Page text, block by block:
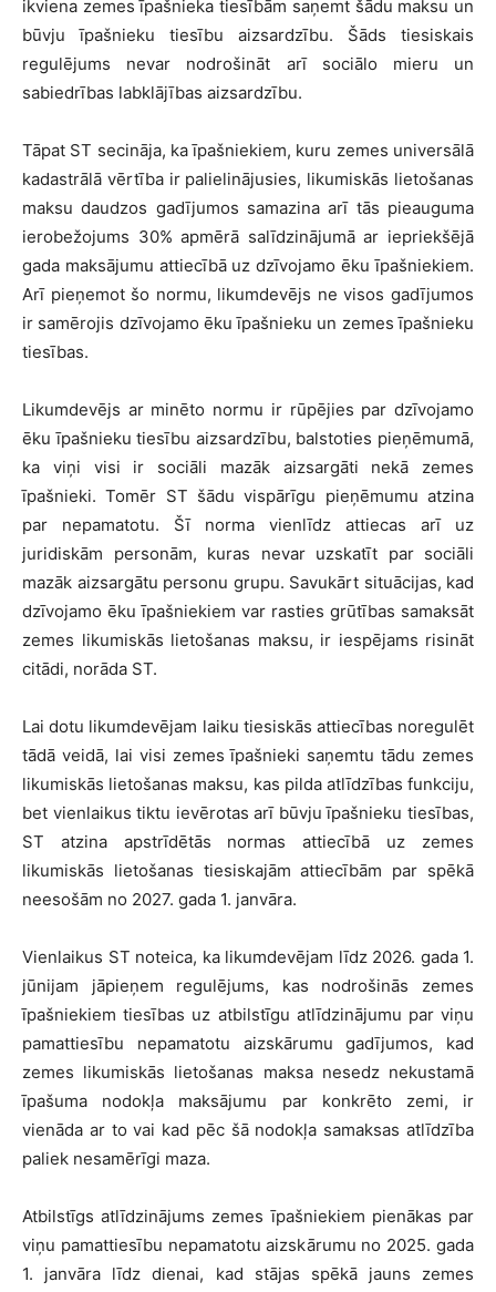
ikviena zemes īpašnieka tiesībām saņemt šādu maksu un
būvju īpašnieku tiesību aizsardzību. Šāds tiesiskais
regulējums nevar nodrošināt arī sociālo mieru un
sabiedrības labklājības aizsardzību.
Tāpat ST secināja, ka īpašniekiem, kuru zemes universālā
kadastrālā vērtība ir palielinājusies, likumiskās lietošanas
maksu daudzos gadījumos samazina arī tās pieauguma
ierobežojums 30% apmērā salīdzinājumā ar iepriekšējā
gada maksājumu attiecībā uz dzīvojamo ēku īpašniekiem.
Arī pieņemot šo normu, likumdevējs ne visos gadījumos
ir samērojis dzīvojamo ēku īpašnieku un zemes īpašnieku
tiesības.
Likumdevējs ar minēto normu ir rūpējies par dzīvojamo
ēku īpašnieku tiesību aizsardzību, balstoties pieņēmumā,
ka viņi visi ir sociāli mazāk aizsargāti nekā zemes
īpašnieki. Tomēr ST šādu vispārīgu pieņēmumu atzina
par nepamatotu. Šī norma vienlīdz attiecas arī uz
juridiskām personām, kuras nevar uzskatīt par sociāli
mazāk aizsargātu personu grupu. Savukārt situācijas, kad
dzīvojamo ēku īpašniekiem var rasties grūtības samaksāt
zemes likumiskās lietošanas maksu, ir iespējams risināt
citādi, norāda ST.
Lai dotu likumdevējam laiku tiesiskās attiecības noregulēt
tādā veidā, lai visi zemes īpašnieki saņemtu tādu zemes
likumiskās lietošanas maksu, kas pilda atlīdzības funkciju,
bet vienlaikus tiktu ievērotas arī būvju īpašnieku tiesības,
ST atzina apstrīdētās normas attiecībā uz zemes
likumiskās lietošanas tiesiskajām attiecībām par spēkā
neesošām no 2027. gada 1. janvāra.
Vienlaikus ST noteica, ka likumdevējam līdz 2026. gada 1.
jūnijam jāpieņem regulējums, kas nodrošinās zemes
īpašniekiem tiesības uz atbilstīgu atlīdzinājumu par viņu
pamattiesību nepamatotu aizskārumu gadījumos, kad
zemes likumiskās lietošanas maksa nesedz nekustamā
īpašuma nodokļa maksājumu par konkrēto zemi, ir
vienāda ar to vai kad pēc šā nodokļa samaksas atlīdzība
paliek nesamērīgi maza.
Atbilstīgs atlīdzinājums zemes īpašniekiem pienākas par
viņu pamattiesību nepamatotu aizskārumu no 2025. gada
1. janvāra līdz dienai, kad stājas spēkā jauns zemes